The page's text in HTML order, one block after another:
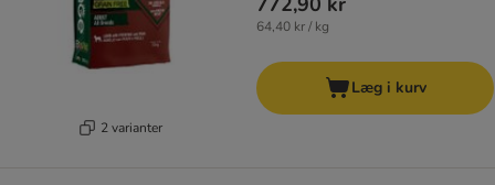
2 varianter
64,40 kr / kg
Læg i kurv